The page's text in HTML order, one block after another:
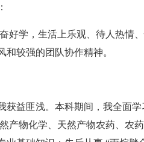
好学，生活上乐观、待人热情
较强的团队协作精神。
获益匪浅。本科期间，我全面
产物化学、天然产物农药、农